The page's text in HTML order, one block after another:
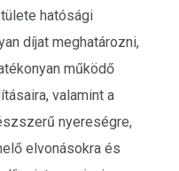
hatósági
díjat meghatározni,
működő
valamint a
nyereségre,
elvonásokra és